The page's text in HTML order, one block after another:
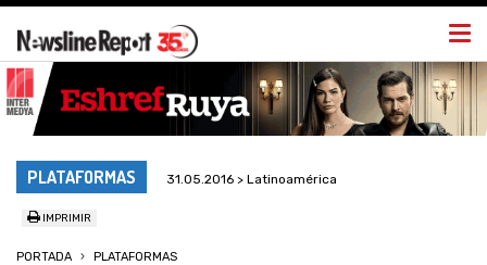
PLATAFORMAS 31.05.2016 > Latinoamérica
IMPRIMIR
PORTADA PLATAFORMAS